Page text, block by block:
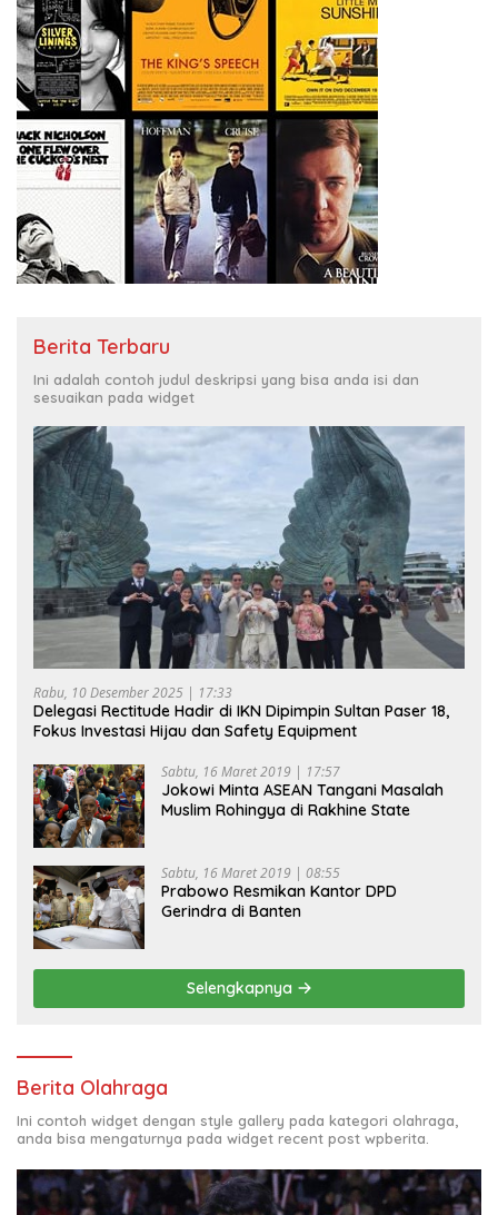
Berita Terbaru
Ini adalah contoh judul deskripsi yang bisa anda isi dan
sesuaikan pada widget
Rabu, 10 Desember 2025 | 17:33
Delegasi Rectitude Hadir di IKN Dipimpin Sultan Paser 18,
Fokus Investasi Hijau dan Safety Equipment
Sabtu, 16 Maret 2019 | 17:57
Jokowi Minta ASEAN Tangani Masalah
Muslim Rohingya di Rakhine State
Sabtu, 16 Maret 2019 | 08:55
Prabowo Resmikan Kantor DPD
Gerindra di Banten
Selengkapnya
Berita Olahraga
Ini contoh widget dengan style gallery pada kategori olahraga,
anda bisa mengaturnya pada widget recent post wpberita.